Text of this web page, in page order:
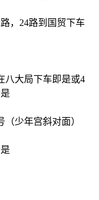
，24路到国贸下车
八大局下车即是或4
少年宫斜对面）